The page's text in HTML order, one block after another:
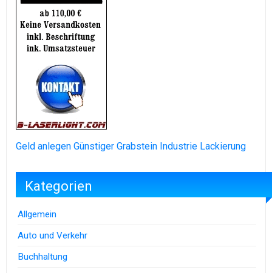
Geld anlegen Günstiger Grabstein Industrie Lackierung
Kategorien
Allgemein
Auto und Verkehr
Buchhaltung